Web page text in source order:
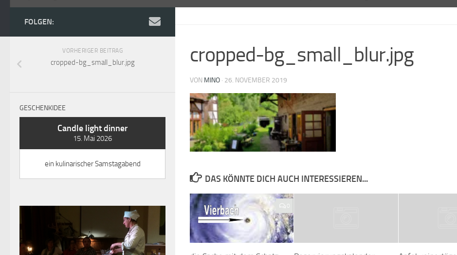
cropped-bg_small_blur.jpg
VON MINO · 26. NOVEMBER 2019
DAS KÖNNTE DICH AUCH INTERESSIEREN...
0
FOLGEN:
VORHERIGER BEITRAG
cropped-bg_small_blur.jpg
GESCHENKIDEE
Candle light dinner
15. Mai 2026
ein kulinarischer Samstagabend